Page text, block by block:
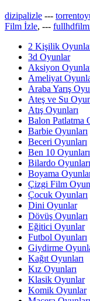
dizipalizle ---
Film İzle, ---
2 Kişilik
3d Oyunlar
Aksiyon
Ameliyat
Araba Yarış
Ateş ve Su
Atış Oyunları
Balon Patlatma
Barbie Oyunları
Beceri Oyunları
Ben 10 Oyunları
Bilardo Oyunları
Boyama
Çizgi Film
Çocuk Oyunları
Dini Oyunlar
Dövüş Oyunları
Eğitici Oyunlar
Futbol Oyunları
Giydirme
Kağıt Oyunları
Kız Oyunları
Klasik Oyunlar
Komik Oyunlar